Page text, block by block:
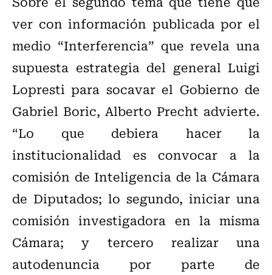
ver con información publicada por el
medio “Interferencia” que revela una
supuesta estrategia del general Luigi
Lopresti para socavar el Gobierno de
Gabriel Boric, Alberto Precht advierte.
“Lo que debiera hacer la
institucionalidad es convocar a la
comisión de Inteligencia de la Cámara
de Diputados; lo segundo, iniciar una
comisión investigadora en la misma
Cámara; y tercero realizar una
autodenuncia por parte de